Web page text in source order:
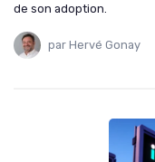
de son adoption.
par Hervé Gonay